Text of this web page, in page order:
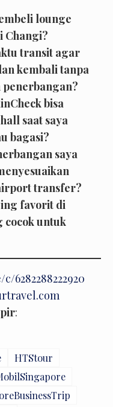
lounge
Changi?
transit agar
kembali tanpa
bisa
saat saya
bagasi?
saya
transfer?
favorit di
cocok untuk
6282288222920
:
HTStour